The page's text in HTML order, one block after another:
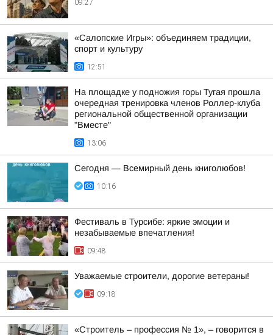
09:27
«Салопские Игры»: объединяем традиции,
спорт и культуру
12:51
На площадке у подножия горы Тугая прошла
очередная тренировка членов Роллер-клуба
региональной общественной организации
"Вместе"
13:06
Сегодня — Всемирный день книголюбов!
10:16
Фестиваль в Турсибе: яркие эмоции и
незабываемые впечатления!
09:48
Уважаемые строители, дорогие ветераны!
09:18
«Строитель – профессия № 1», – говорится в